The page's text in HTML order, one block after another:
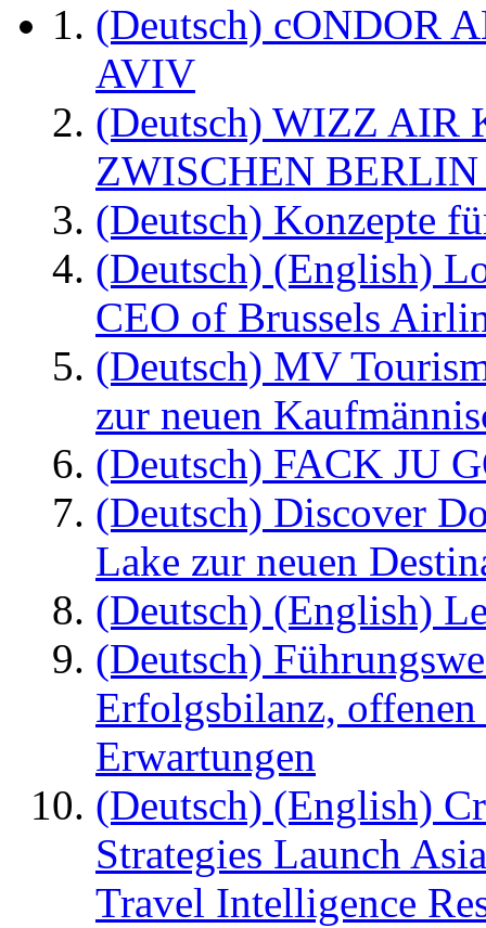
(Deutsch) cONDOR
AVIV
(Deutsch) WIZZ AIR
ZWISCHEN
(Deutsch) Konzepte
(Deutsch) (English)
CEO of Brussels
(Deutsch) MV
zur neuen
(Deutsch) FACK JU
(Deutsch) Discover
Lake zur neuen
(Deutsch) (English)
(Deutsch)
Erfolgsbilanz,
Erwartungen
(Deutsch) (English)
Strategies Launch
Travel Intelligence